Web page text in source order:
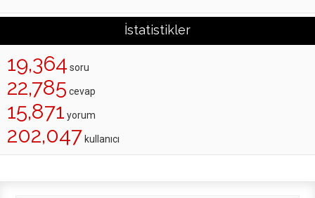
İstatistikler
19,364 soru
22,785 cevap
15,871 yorum
202,047 kullanıcı